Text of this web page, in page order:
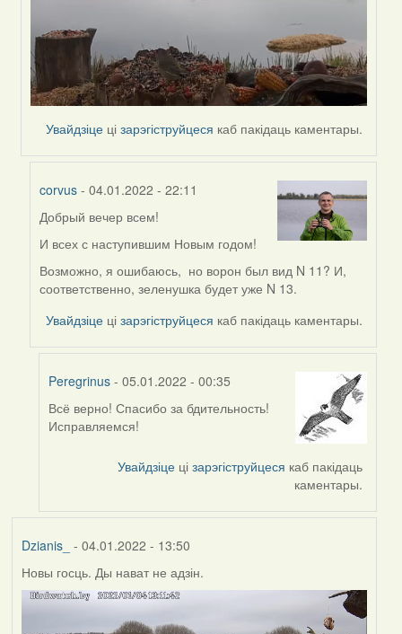
Увайдзіце цізарэгіструйцеся каб пакідаць каментары.
corvus - 04.01.2022 - 22:11
In
reply
by
Peregrinus
Добрый вечер всем!
И всех с наступившим Новым годом!
Возможно, я ошибаюсь, но ворон был вид N 11? И,
соответственно, зеленушка будет уже N 13.
Увайдзіце цізарэгіструйцеся каб пакідаць каментары.
Peregrinus- 05.01.2022 - 00:35
In
reply
Всё верно! Спасибо за бдительность!
Исправляемся!
Увайдзіце цізарэгіструйцеся каб пакідаць
каментары.
Dzianis_ - 04.01.2022 - 13:50
Новы госць. Ды нават не адзін.